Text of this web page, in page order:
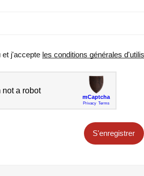
et j'accepte les conditions générales
S'enregistrer